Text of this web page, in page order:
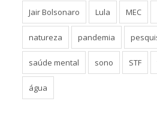
Jair Bolsonaro Lula MEC
natureza pandemia
saúde mental sono STF
água